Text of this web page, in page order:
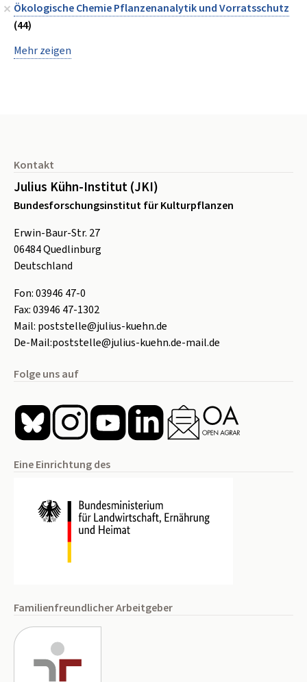
Ökologische Chemie Pflanzenanalytik und Vorratsschutz
(44)
Mehr zeigen
Kontakt
Julius Kühn-Institut (JKI)
Bundesforschungsinstitut für Kulturpflanzen
Erwin-Baur-Str. 27
06484Quedlinburg
Deutschland
Fon:03946 47-0
Fax:03946 47-1302
Mail: poststelle@julius-kuehn.de
De-Mail:poststelle@julius-kuehn.de-mail.de
Folge uns auf
Eine Einrichtung des
Familienfreundlicher Arbeitgeber